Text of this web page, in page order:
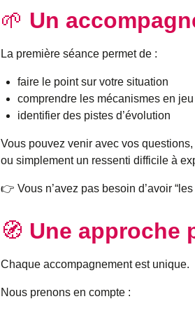
🌱 Un
La première séance permet de :
faire le point sur votre situation
comprendre les mécanismes en jeu
identifier des pistes d’évolution
Vous pouvez venir avec vos
ou simplement un ressenti difficile à
👉 Vous n’avez pas besoin d’avoir “les
🧭 Une approche
Chaque accompagnement est unique.
Nous prenons en compte :